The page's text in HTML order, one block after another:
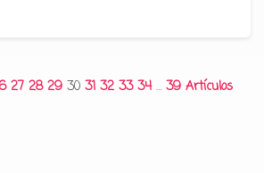
27 28 29 30 31 32 33 34 … 39 Artículos